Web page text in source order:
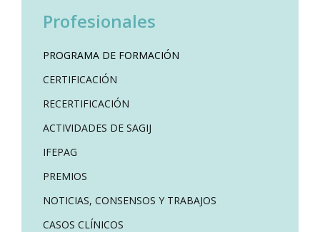
Profesionales
PROGRAMA DE FORMACIÓN
CERTIFICACIÓN
RECERTIFICACIÓN
ACTIVIDADES DE SAGIJ
IFEPAG
PREMIOS
NOTICIAS, CONSENSOS Y TRABAJOS
CASOS CLÍNICOS